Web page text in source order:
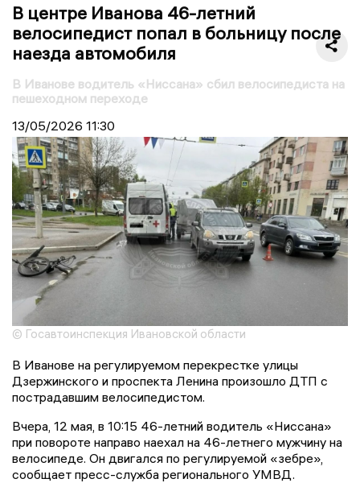
В центре Иванова 46-летний
велосипедист попал в больницу после
наезда автомобиля
В Иванове водитель «Ниссана» сбил велосипедиста на
пешеходном переходе
13/05/2026 11:30
© Госавтоинспекция Ивановской области
В Иванове на регулируемом перекрестке улицы
Дзержинского и проспекта Ленина произошло ДТП с
пострадавшим велосипедистом.
Вчера, 12 мая, в 10:15 46-летний водитель «Ниссана»
при повороте направо наехал на 46-летнего мужчину на
велосипеде. Он двигался по регулируемой «зебре»,
сообщает пресс-служба регионального УМВД.